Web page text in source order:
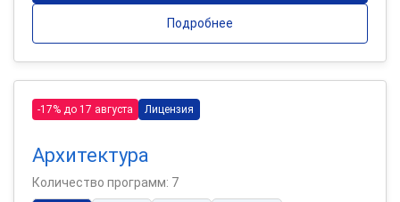
Подробнее
-17% до 17 августа Лицензия
Архитектура
Количество программ: 7